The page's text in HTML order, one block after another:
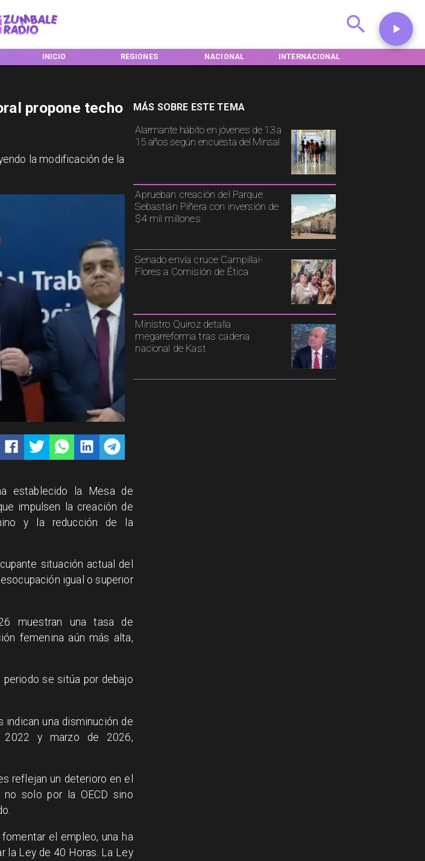
INICIO REGIONES NACIONAL INTERNACIONAL
Alarmante hábito en jóvenes de 13 a
15 años según encuesta del Minsal
Aprueban creación del Parque
Sebastián Piñera con inversión de
$4 mil millones
Senado envía cruce Campillai-
Flores a Comisión de Ética
Ministro Quiroz detalla
megarreforma tras cadena
nacional de Kast
MÁS SOBRE ESTE TEMA
propone techo
la modificación de la
establecido la Mesa de
impulsen la creación de
y la reducción de la
situación actual del
igual o superior
muestran una tasa de
femenina aún más alta,
se sitúa por debajo
indican una disminución de
2022 y marzo de 2026,
reflejan un deterioro en el
no solo por la OECD sino
el empleo, una ha
la Ley de 40 Horas. La Ley